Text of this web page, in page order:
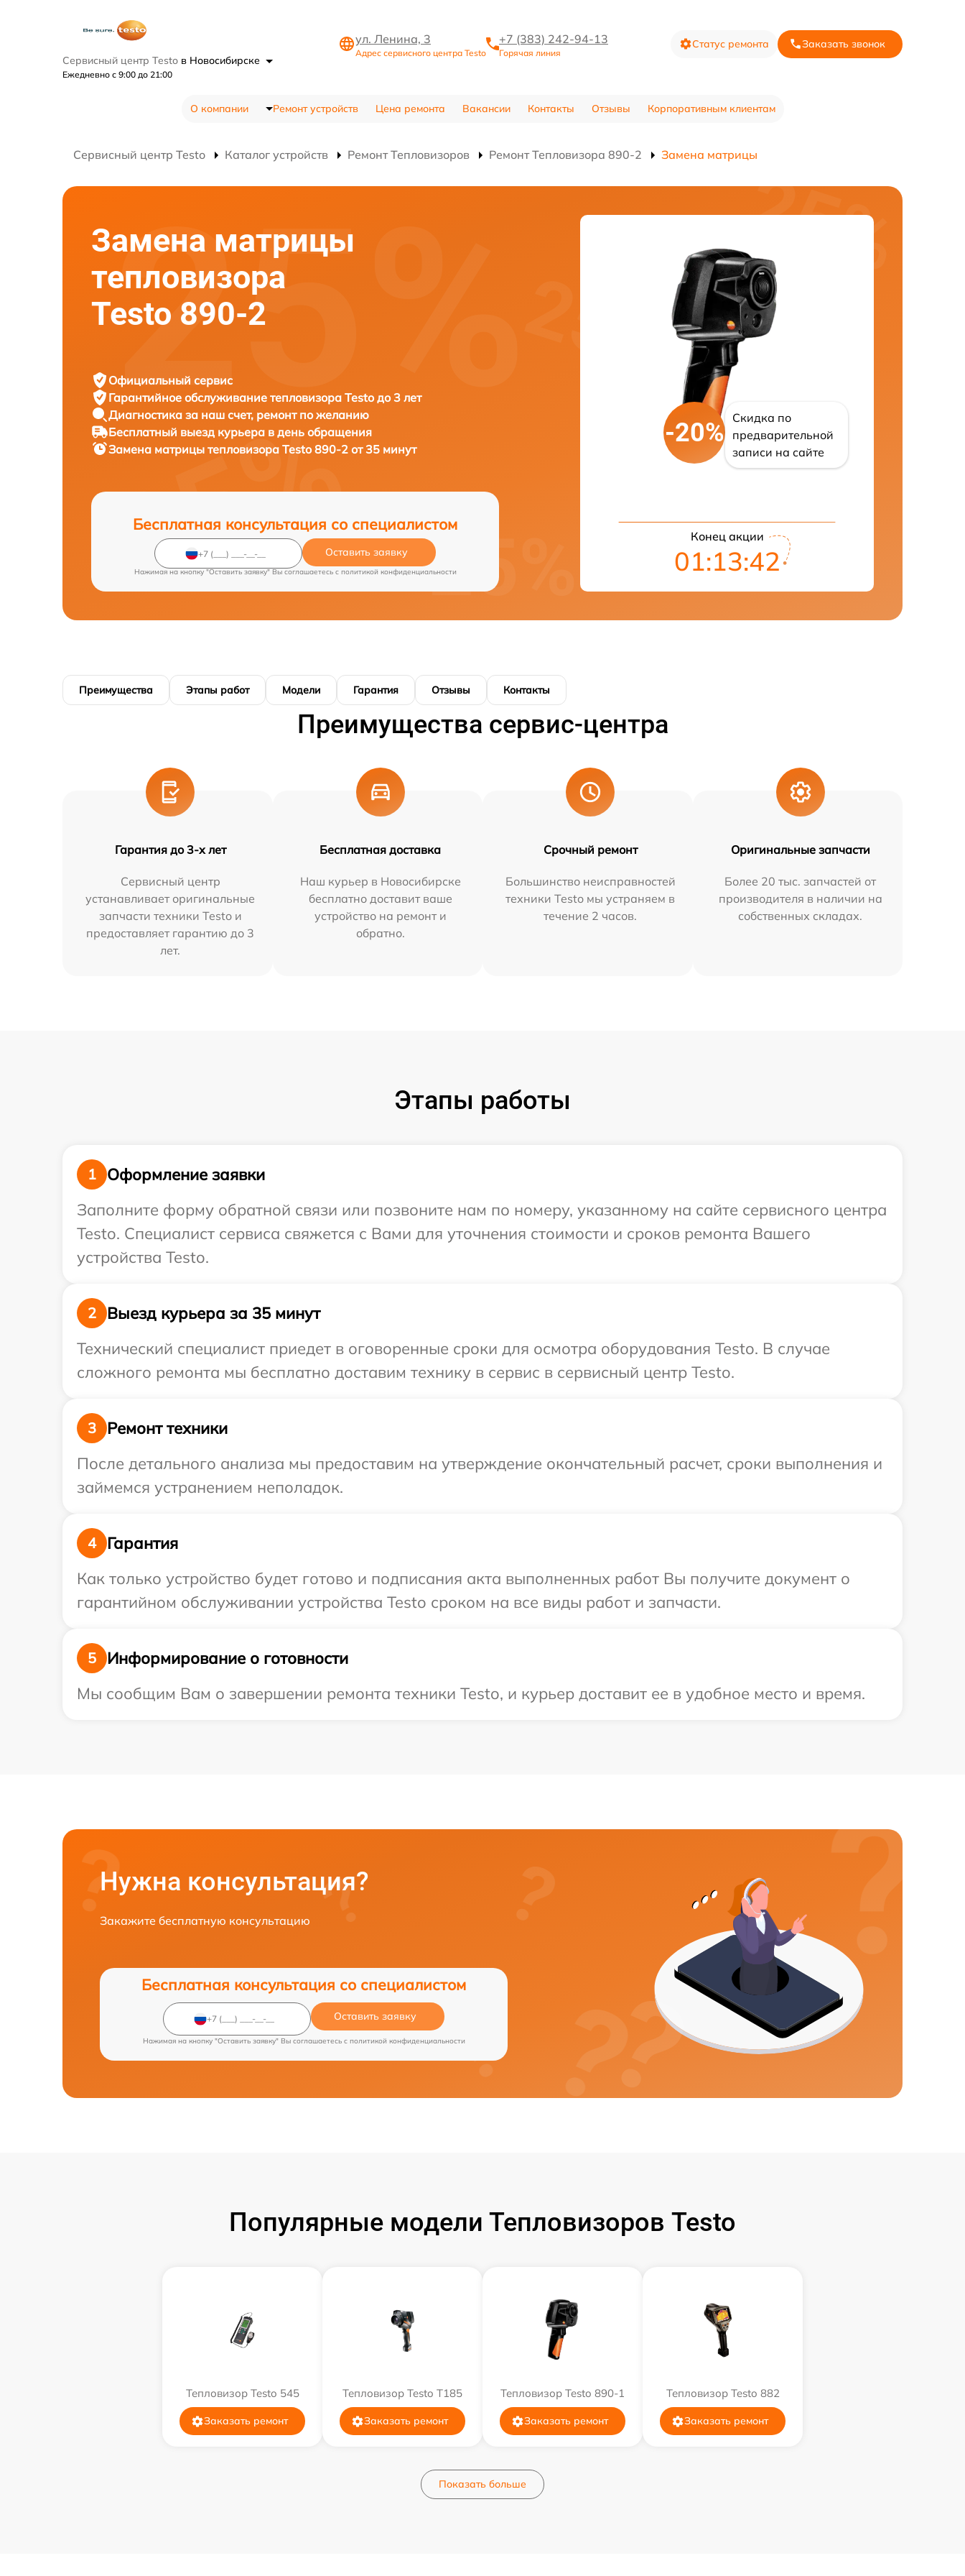
Сервисный центр Testo в Новосибирске
Ежедневно с 9:00 до 21:00
ул. Ленина, 3
Адрес сервисного центра Testo
+7 (383) 242-94-13
Горячая линия
Статус ремонта Заказать звонок
О компании Ремонт устройств Цена ремонта Вакансии Контакты Отзывы Корпоративным клиентам
Сервисный центр Testo Каталог устройств Ремонт Тепловизоров Ремонт Тепловизора 890-2 Замена матрицы
Замена матрицы
тепловизора
Testo 890-2
Официальный сервис
Гарантийное обслуживание тепловизора Testo до 3 лет
Диагностика за наш счет, ремонт по желанию
Бесплатный выезд курьера в день обращения
Замена матрицы тепловизора Testo 890-2 от 35 минут
Бесплатная консультация со специалистом
Оставить заявку
Нажимая на кнопку "Оставить заявку" Вы соглашаетесь c политикой конфиденциальности
-20%
Скидка по
предварительной
записи на сайте
Конец акции
01:13:41
Преимущества Этапы работ Модели Гарантия Отзывы Контакты
Преимущества сервис-центра
Гарантия до 3-х лет
Сервисный центр
устанавливает оригинальные
запчасти техники Testo и
предоставляет гарантию до 3
лет.
Бесплатная доставка
Наш курьер в Новосибирске
бесплатно доставит ваше
устройство на ремонт и
обратно.
Срочный ремонт
Большинство неисправностей
техники Testo мы устраняем в
течение 2 часов.
Оригинальные запчасти
Более 20 тыс. запчастей от
производителя в наличии на
собственных складах.
Этапы работы
1
Оформление заявки
Заполните форму обратной связи или позвоните нам по номеру, указанному на сайте сервисного центра
Testo. Специалист сервиса свяжется с Вами для уточнения стоимости и сроков ремонта Вашего
устройства Testo.
2
Выезд курьера за 35 минут
Технический специалист приедет в оговоренные сроки для осмотра оборудования Testo. В случае
сложного ремонта мы бесплатно доставим технику в сервис в сервисный центр Testo.
3
Ремонт техники
После детального анализа мы предоставим на утверждение окончательный расчет, сроки выполнения и
займемся устранением неполадок.
4
Гарантия
Как только устройство будет готово и подписания акта выполненных работ Вы получите документ о
гарантийном обслуживании устройства Testo сроком на все виды работ и запчасти.
5
Информирование о готовности
Мы сообщим Вам о завершении ремонта техники Testo, и курьер доставит ее в удобное место и время.
Нужна консультация?
Закажите бесплатную консультацию
Бесплатная консультация со специалистом
Оставить заявку
Нажимая на кнопку "Оставить заявку" Вы соглашаетесь c политикой конфиденциальности
Популярные модели Тепловизоров Testo
Тепловизор Testo 545
Заказать ремонт
Тепловизор Testo T185
Заказать ремонт
Тепловизор Testo 890-1
Заказать ремонт
Тепловизор Testo 882
Заказать ремонт
Показать больше